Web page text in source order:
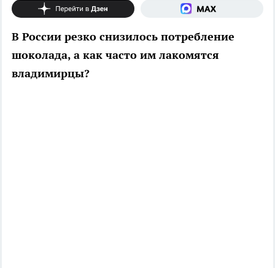
В России резко снизилось потребление
шоколада, а как часто им лакомятся
владимирцы?